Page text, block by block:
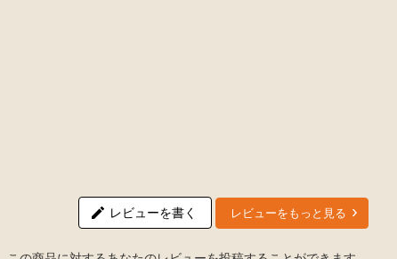
レビューを書く レビューをもっと見る